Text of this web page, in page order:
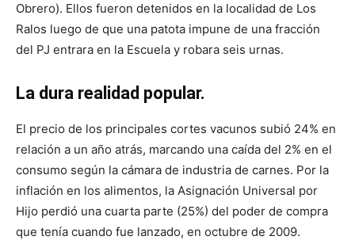
Obrero). Ellos fueron detenidos en la localidad de Los
Ralos luego de que una patota impune de una fracción
del PJ entrara en la Escuela y robara seis urnas.
La dura realidad popular.
El precio de los principales cortes vacunos subió 24% en
relación a un año atrás, marcando una caída del 2% en el
consumo según la cámara de industria de carnes. Por la
inflación en los alimentos, la Asignación Universal por
Hijo perdió una cuarta parte (25%) del poder de compra
que tenía cuando fue lanzado, en octubre de 2009.